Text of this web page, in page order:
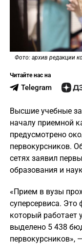
Фото: архив редакции
Читайте нас на
Telegram
Высшие учебные
началу приемной
предусмотрено
первокурсников.
сетях заявил
образования и
«Прием в вузы
суперсервиса.
который работает
выделено 5 438
первокурсников»,